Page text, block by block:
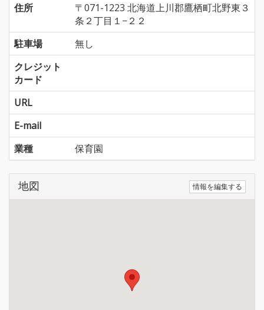
住所
〒071-1223 北海道上川郡鷹栖町北野東３
条２丁目１−２２
駐車場
無し
クレジット
カード
URL
E-mail
業種
保育園
地図 情報を編集する